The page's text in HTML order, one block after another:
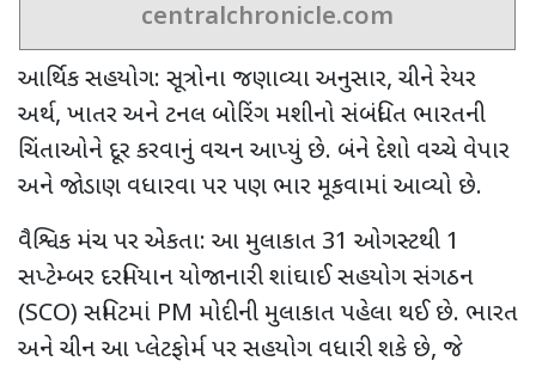
centralchronicle.com
આર્થિક સહયોગ: સૂત્રોના જણાવ્યા અનુસાર, ચીને રેયર
અર્થ, ખાતર અને ટનલ બોરિંગ મશીનો સંબંધિત ભારતની
ચિંતાઓને દૂર કરવાનું વચન આપ્યું છે. બંને દેશો વચ્ચે વેપાર
અને જોડાણ વધારવા પર પણ ભાર મૂકવામાં આવ્યો છે.
વૈશ્વિક મંચ પર એકતા: આ મુલાકાત 31 ઓગસ્ટથી 1
સપ્ટેમ્બર દરમિયાન યોજાનારી શાંઘાઈ સહયોગ સંગઠન
(SCO) સમિટમાં PM મોદીની મુલાકાત પહેલા થઈ છે. ભારત
અને ચીન આ પ્લેટફોર્મ પર સહયોગ વધારી શકે છે, જે